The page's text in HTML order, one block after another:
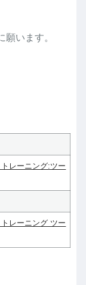
います。
レーニング:ツー
レーニング ツー